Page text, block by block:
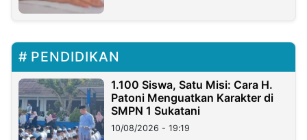
PENDIDIKAN
1.100 Siswa, Satu Misi: Cara H.
Patoni Menguatkan Karakter di
SMPN 1 Sukatani
10/08/2026 - 19:19